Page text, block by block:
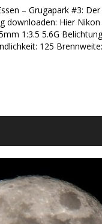
– Grugapark #3:
downloaden: Hier
1:3.5 5.6G
125